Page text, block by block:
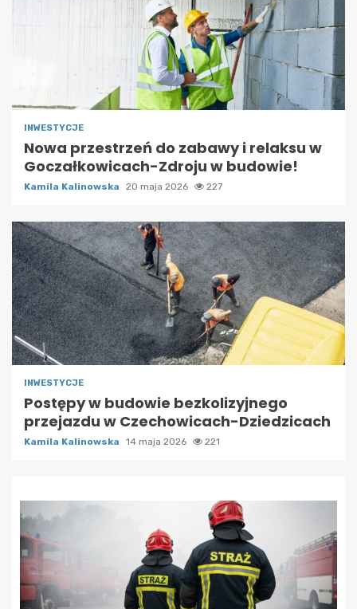
INWESTYCJE
Nowa przestrzeń do zabawy i relaksu w
Goczałkowicach-Zdroju w budowie!
Kamila Kalinowska 20 maja 2026 227
INWESTYCJE
Postępy w budowie bezkolizyjnego
przejazdu w Czechowicach-Dziedzicach
Kamila Kalinowska 14 maja 2026 221